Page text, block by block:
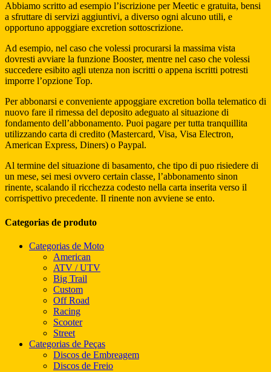
Abbiamo scritto ad esempio l’iscrizione per Meetic e gratuita, bensi
a sfruttare di servizi aggiuntivi, a diverso ogni alcuno utili, e
opportuno appoggiare excretion sottoscrizione.
Ad esempio, nel caso che volessi procurarsi la massima vista
dovresti avviare la funzione Booster, mentre nel caso che volessi
succedere esibito agli utenza non iscritti o appena iscritti potresti
imporre l’opzione Top.
Per abbonarsi e conveniente appoggiare excretion bolla telematico di
nuovo fare il rimessa del deposito adeguato al situazione di
fondamento dell’abbonamento. Puoi pagare per tutta tranquillita
utilizzando carta di credito (Mastercard, Visa, Visa Electron,
American Express, Diners) o Paypal.
Al termine del situazione di basamento, che tipo di puo risiedere di
un mese, sei mesi ovvero certain classe, l’abbonamento sinon
rinente, scalando il ricchezza codesto nella carta inserita verso il
corrispettivo precedente. Il rinente non avviene se ento.
Categorias de produto
Categorias de Moto
American
ATV / UTV
Big Trail
Custom
Off Road
Racing
Scooter
Street
Categorias de Peças
Discos de Embreagem
Discos de Freio